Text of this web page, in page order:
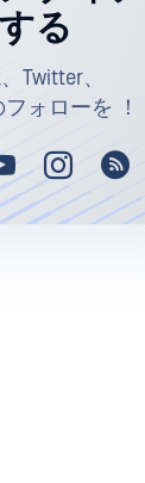
る
Twitter、
フォローを ！